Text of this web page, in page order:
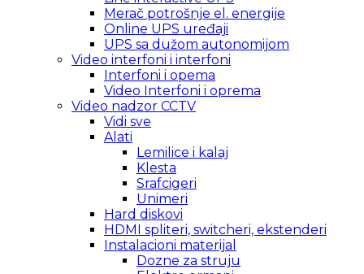
Merač potrošnje el. energije
Online UPS uređaji
UPS sa dužom autonomijom
Video interfoni i interfoni
Interfoni i opema
Video Interfoni i oprema
Video nadzor CCTV
Vidi sve
Alati
Lemilice i kalaj
Klesta
Srafcigeri
Unimeri
Hard diskovi
HDMI spliteri, switcheri, ekstenderi
Instalacioni materijal
Dozne za struju